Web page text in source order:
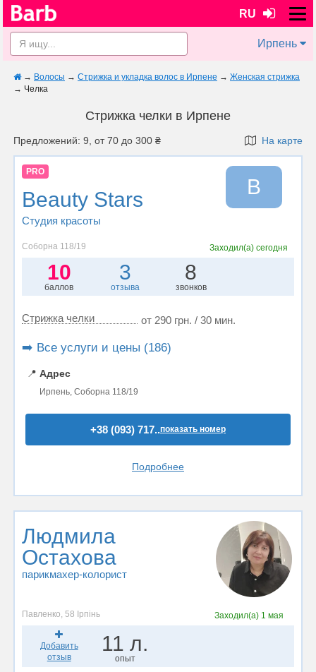
RU
Ирпень
→ Волосы → Стрижка и укладка волос в Ирпене → Женская стрижка
→ Челка
Стрижка челки в Ирпене
Предложений: 9, от 70 до 300 ₴ На карте
PRO
Beauty Stars
Студия красоты
B
Соборна 118/19 Заходил(а)сегодня
10
баллов
3
отзыва
8
звонков
Стрижка челки от 290 грн. / 30 мин.
➡️ Все услуги и цены (186)
📍 Адрес
Ирпень, Соборна 118/19
+38 (093) 717..показать номер
Подробнее
Людмила
Остахова
парикмахер-колорист
Павленко, 58 Ірпінь Заходил(а) 1 мая
Добавить
отзыв
11 л.
опыт